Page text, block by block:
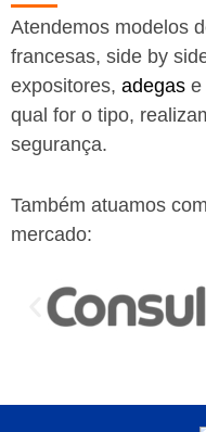
Atendemos modelos
francesas, side by
expositores, adegas e
qual for o tipo,
segurança.
Também atuamos
mercado: